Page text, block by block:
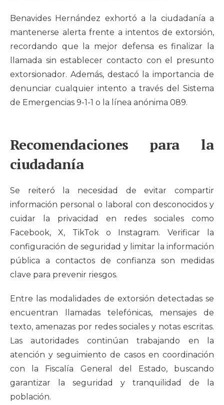
Benavides Hernández exhortó a la ciudadanía a
mantenerse alerta frente a intentos de extorsión,
recordando que la mejor defensa es finalizar la
llamada sin establecer contacto con el presunto
extorsionador. Además, destacó la importancia de
denunciar cualquier intento a través del Sistema
de Emergencias 9-1-1 o la línea anónima 089.
Recomendaciones para la
ciudadanía
Se reiteró la necesidad de evitar compartir
información personal o laboral con desconocidos y
cuidar la privacidad en redes sociales como
Facebook, X, TikTok o Instagram. Verificar la
configuración de seguridad y limitar la información
pública a contactos de confianza son medidas
clave para prevenir riesgos.
Entre las modalidades de extorsión detectadas se
encuentran llamadas telefónicas, mensajes de
texto, amenazas por redes sociales y notas escritas.
Las autoridades continúan trabajando en la
atención y seguimiento de casos en coordinación
con la Fiscalía General del Estado, buscando
garantizar la seguridad y tranquilidad de la
población.